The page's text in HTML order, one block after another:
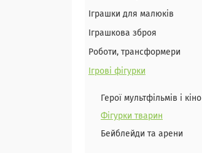
Іграшки для малюків
Іграшкова зброя
Роботи, трансформери
Ігрові фігурки
Герої мультфільмів і кіно
Фігурки тварин
Бейблейди та арени